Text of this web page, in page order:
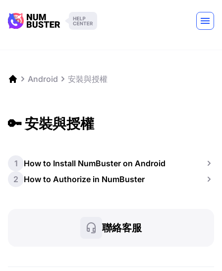
Android 安裝與授權
🔑 安裝與授權
1
How to Install NumBuster on Android
2
How to Authorize in NumBuster
聯絡客服